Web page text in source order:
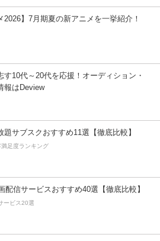
2026】7月期夏の新アニメを一挙紹介！
す10代～20代を応援！オーディション・
報はDeview
題サブスクおすすめ11選【徹底比較】
足度ランキング
配信サービスおすすめ40選【徹底比較】
ービス20選